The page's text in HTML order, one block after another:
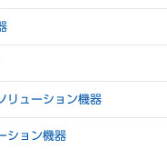
リューション機器
ション機器